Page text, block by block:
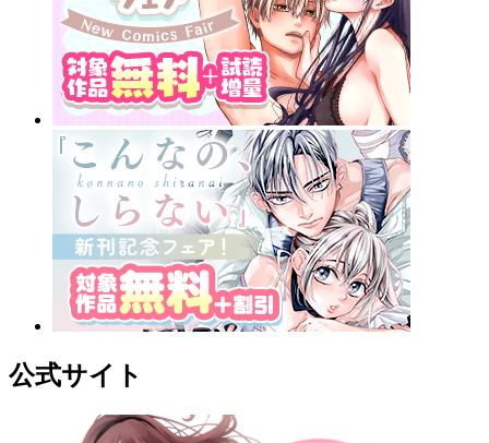
公式サイト